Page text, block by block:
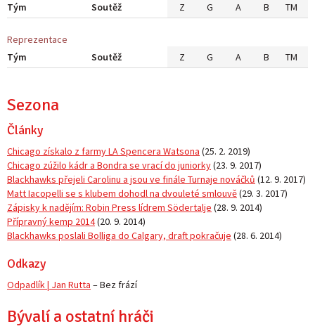
Tým
Soutěž Z G A B TM
Reprezentace
Tým
Soutěž Z G A B TM
Sezona
Články
Chicago získalo z farmy LA Spencera Watsona (25. 2. 2019)
Chicago zúžilo kádr a Bondra se vrací do juniorky(23. 9. 2017)
Blackhawks přejeli Carolinu a jsou ve finále Turnaje nováčků (12. 9. 2017)
Matt Iacopelli se s klubem dohodl na dvouleté smlouvě(29. 3. 2017)
Zápisky k nadějím: Robin Press lídrem Södertalje (28. 9. 2014)
Přípravný kemp 2014(20. 9. 2014)
Blackhawks poslali Bolliga do Calgary, draft pokračuje (28. 6. 2014)
Odkazy
Odpadlík | Jan Rutta – Bez frází
Bývalí a ostatní hráči